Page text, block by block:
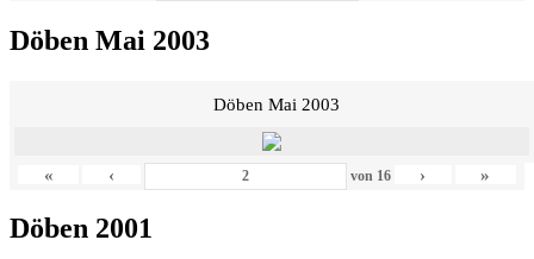
Döben Mai 2003
Döben Mai 2003
« ‹ von 16 › »
Döben 2001